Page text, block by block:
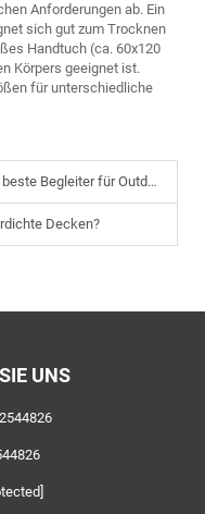
Anforderungen ab. Ein
sich gut zum Trocknen
Handtuch (ca. 60x120
Körpers geeignet ist.
für unterschiedliche
für Outdoor-Ausflüge sind?
Decken?
UNS